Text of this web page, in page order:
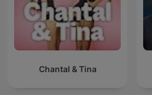
Chantal & Tina